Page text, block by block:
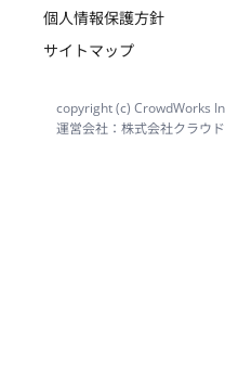
個人情報保護方針
サイトマップ
copyright (c) CrowdWorks
運営会社：株式会社クラウ